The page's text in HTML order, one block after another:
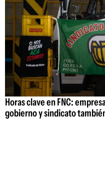
Horas clave en FNC:
gobierno y sindicato